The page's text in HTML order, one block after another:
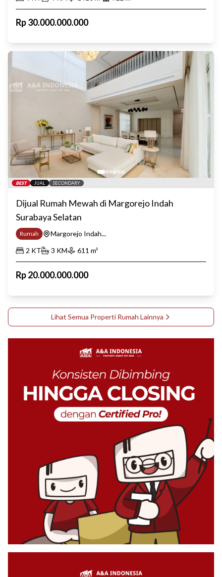
Rp30.000.000.000
BEST JUAL SECONDARY
Dijual Rumah Mewah di Margorejo Indah
Surabaya Selatan
Rumah
Margorejo Indah...
2 KT 3 KM 611 m²
Rp20.000.000.000
Lihat Semua Properti Rumah Lainnya